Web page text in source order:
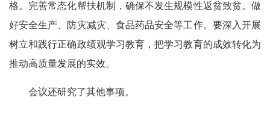
格。完善常态化帮扶机制，确保不发生规模性返贫致贫。做
好安全生产、防灾减灾、食品药品安全等工作。要深入开展
树立和践行正确政绩观学习教育，把学习教育的成效转化为
推动高质量发展的实效。
会议还研究了其他事项。